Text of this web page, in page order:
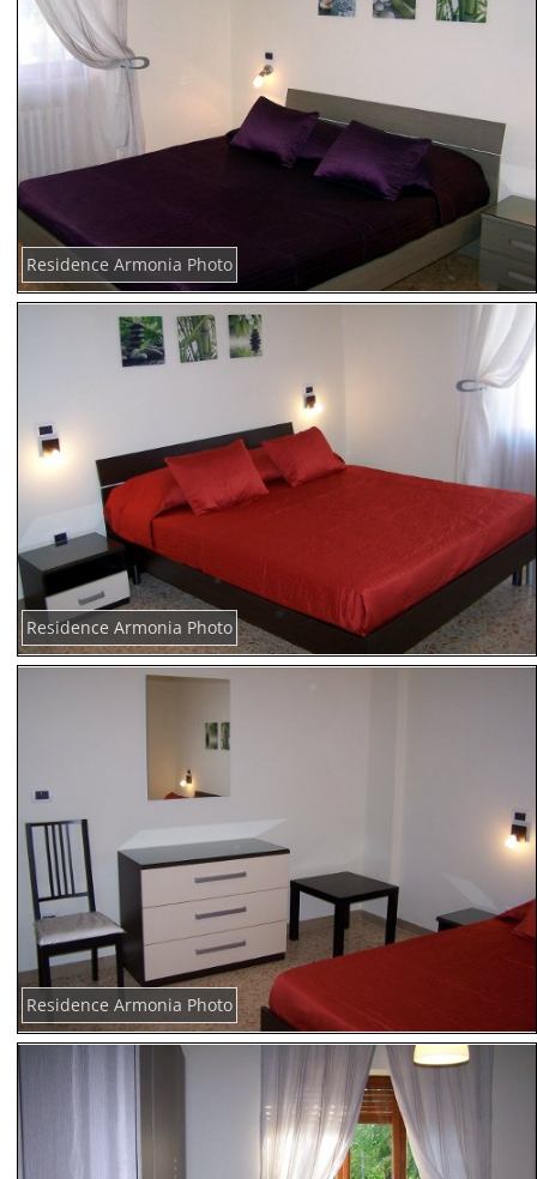
Residence Armonia Photo
Residence Armonia Photo
Residence Armonia Photo